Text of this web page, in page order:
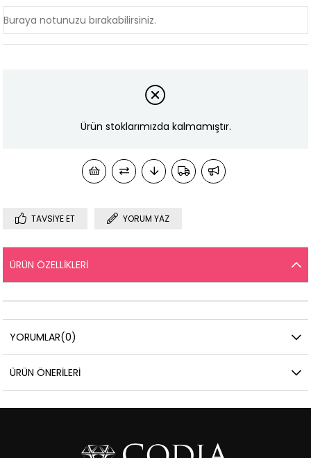
Ürün stoklarımızda kalmamıştır.
TAVSIYE ET YORUM YAZ
ÜRÜN ÖZELLIKLERI
YORUMLAR(0)
ÜRÜN ÖNERILERI